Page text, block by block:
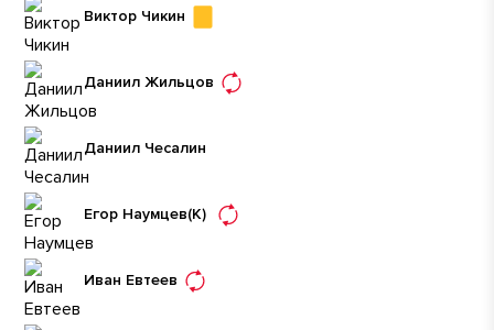
Виктор Чикин
Даниил Жильцов
Даниил Чесалин
Егор Наумцев(К)
Иван Евтеев